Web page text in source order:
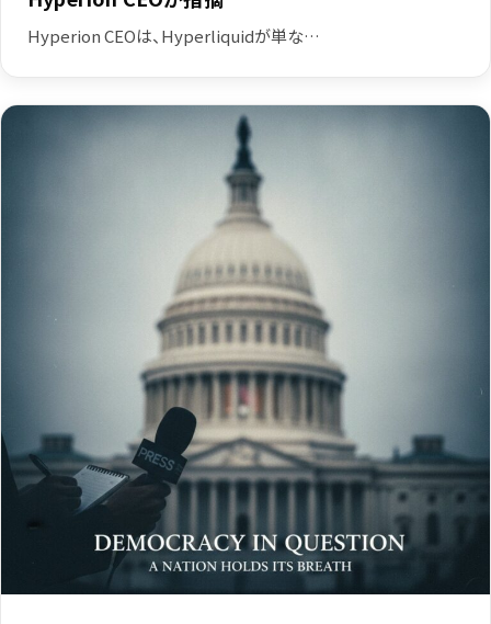
Hyperion CEOは、Hyperliquidが単な…